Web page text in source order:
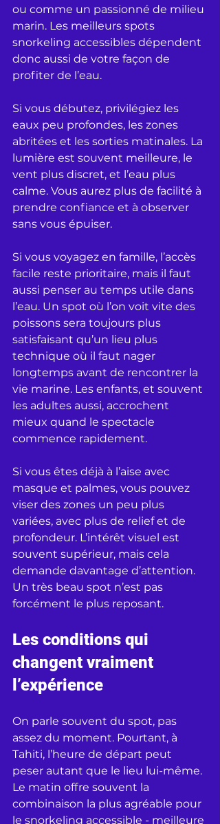
ou comme un passionné de milieu
marin. Les meilleurs spots
snorkeling accessibles dépendent
donc aussi de votre façon de
profiter de l’eau.
Si vous débutez, privilégiez les
eaux peu profondes, les zones
abritées et les sorties matinales. La
lumière est souvent meilleure, le
vent plus discret, et l’eau plus
calme. Vous aurez plus de facilité à
prendre confiance et à observer
sans vous épuiser.
Si vous voyagez en famille, l’accès
facile reste prioritaire, mais il faut
aussi penser au temps utile dans
l’eau. Un spot où l’on voit vite des
poissons sera toujours plus
satisfaisant qu’un lieu plus
technique où il faut nager
longtemps avant de rencontrer la
vie marine. Les enfants, et souvent
les adultes aussi, accrochent
mieux quand le spectacle
commence rapidement.
Si vous êtes déjà à l’aise avec
masque et palmes, vous pouvez
viser des zones un peu plus
variées, avec plus de relief et de
profondeur. L’intérêt visuel est
souvent supérieur, mais cela
demande davantage d’attention.
Un très beau spot n’est pas
forcément le plus reposant.
Les conditions qui
changent vraiment
l’expérience
On parle souvent du spot, pas
assez du moment. Pourtant, à
Tahiti, l’heure de départ peut
peser autant que le lieu lui-même.
Le matin offre souvent la
combinaison la plus agréable pour
le snorkeling accessible - meilleure